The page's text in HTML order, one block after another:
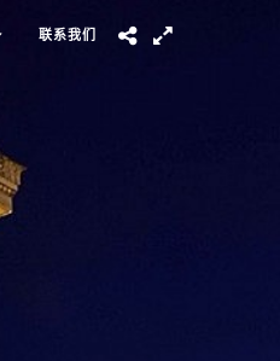
联系我们